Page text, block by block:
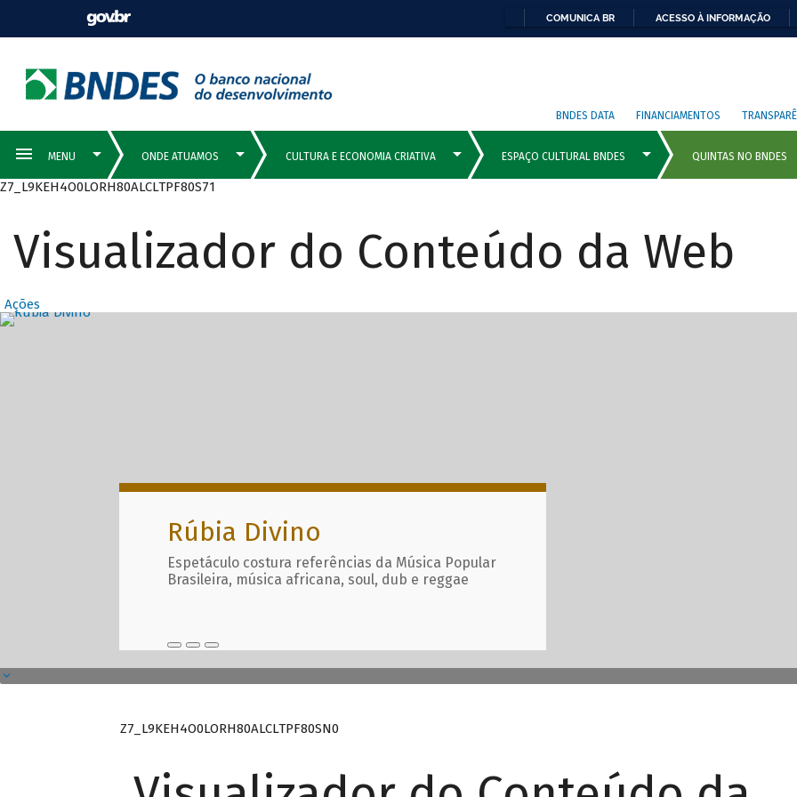
COMUNICA BR ACESSO À INFORMAÇÃO
BNDES DATA FINANCIAMENTOS
Z7_L9KEH4O0LORH80ALCLTPF80S71
Visualizador do Conteúdo da Web
Ações
Destaques Principais com
Rúbia Divino
Espetáculo costura referências da Música Popular
Brasileira, música africana, soul, dub e reggae
Z7_L9KEH4O0LORH80ALCLTPF80SN0